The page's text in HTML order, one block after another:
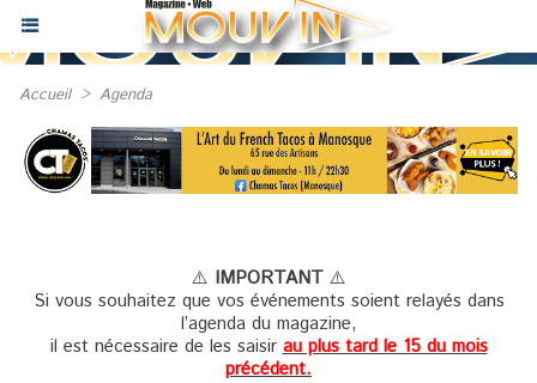
Accueil > Agenda
⚠️ IMPORTANT⚠️
Si vous souhaitez que vos événements soient relayés dans
l’agenda du magazine,
il est nécessaire de les saisir au plus tard le 15 du mois
précédent.